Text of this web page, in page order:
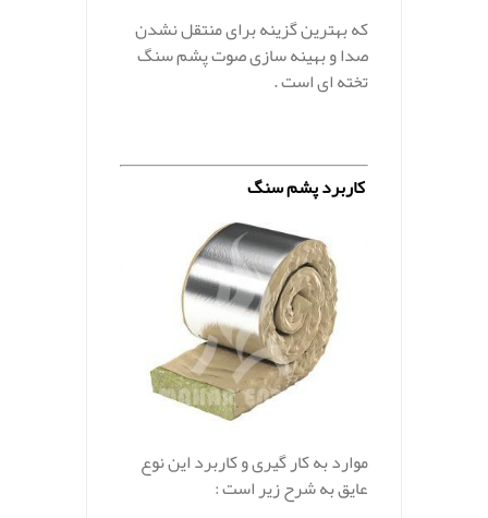
که بهترین گزینه برای منتقل نشدن
صدا و بهینه سازی صوت پشم سنگ
تخته ای است .
کاربرد پشم سنگ
موارد به کار گیری و کاربرد این نوع
عایق به شرح زیر است :